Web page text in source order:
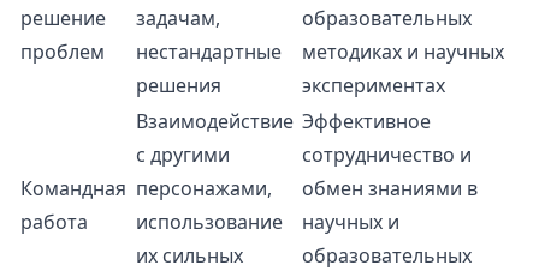
решение
проблем
задачам,
нестандартные
решения
образовательных
методиках и научных
экспериментах
Командная
работа
Взаимодействие
с другими
персонажами,
использование
их сильных
Эффективное
сотрудничество и
обмен знаниями в
научных и
образовательных